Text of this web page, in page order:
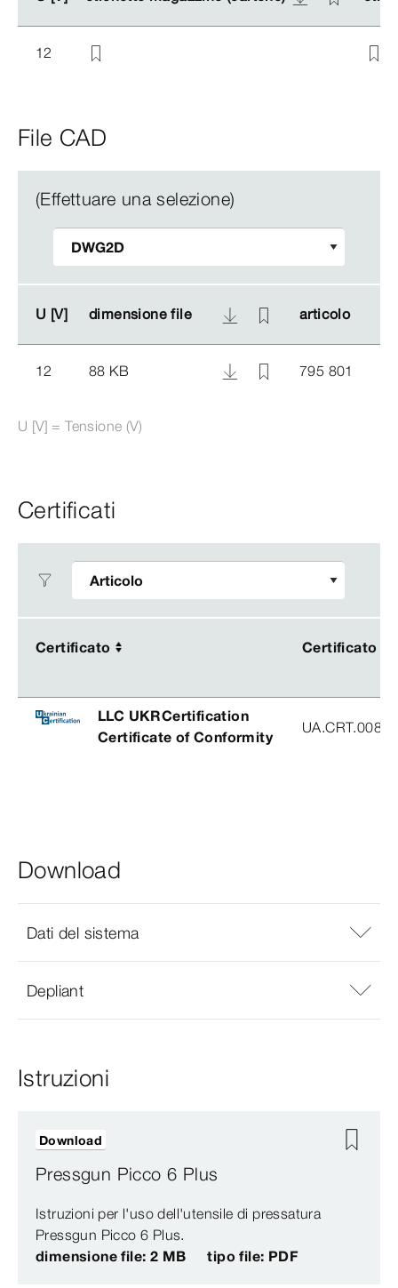
12
File CAD
(Effettuare una selezione)
U [V] dimensione file articolo
U [V] dimensione file articolo
12 88 KB 795 801
U [V] = Tensione (V)
Certificati
Certificato Certificato
Certificato Certificato
LLC UKRCertification
Certificate of Conformity
Download
Dati del sistema
Depliant
Istruzioni
Pressgun Picco 6 Plus
Istruzioni per l'uso dell'utensile di pressatura
Pressgun Picco 6 Plus.
dimensione file: 2 MB
tipo file: PDF
Download